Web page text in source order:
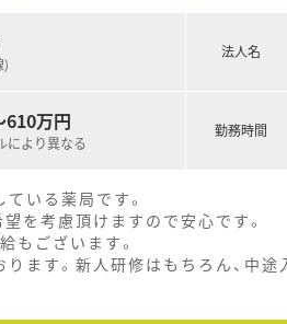
)
610万円
により異なる
法人名
勤務時間
いる薬局です。
を考慮頂けますので安心です。
もございます。
ます。新人研修はもちろん、中